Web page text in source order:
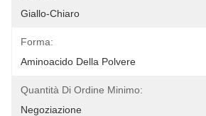
Giallo-Chiaro
Forma:
Aminoacido Della Polvere
Quantità Di Ordine Minimo:
Negoziazione